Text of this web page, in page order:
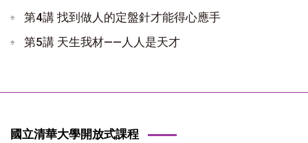
第4講 找到做人的定盤針才能得心應手
第5講 天生我材——人人是天才
國立清華大學開放式課程